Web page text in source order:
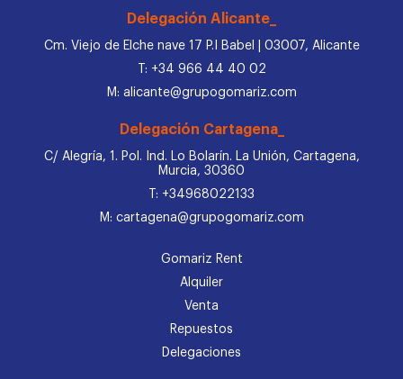
Delegación Alicante_
Cm. Viejo de Elche nave 17 P.I Babel | 03007, Alicante
T: +34 966 44 40 02
M: alicante@grupogomariz.com
Delegación Cartagena_
C/ Alegría, 1. Pol. Ind. Lo Bolarín. La Unión, Cartagena,
Murcia, 30360
T: +34968022133
M: cartagena@grupogomariz.com
Gomariz Rent
Alquiler
Venta
Repuestos
Delegaciones